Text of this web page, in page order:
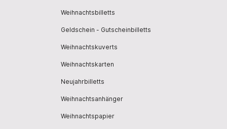
Weihnachtsbilletts
Geldschein - Gutscheinbilletts
Weihnachtskuverts
Weihnachtskarten
Neujahrbilletts
Weihnachtsanhänger
Weihnachtspapier